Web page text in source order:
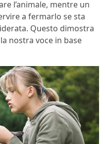
l’animale, mentre un
a fermarlo se sta
Questo dimostra
nostra voce in base